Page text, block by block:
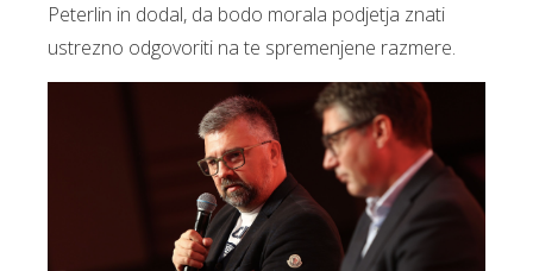
Peterlin in dodal, da bodo morala podjetja znati
ustrezno odgovoriti na te spremenjene razmere.